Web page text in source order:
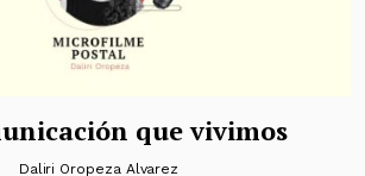
que vivimos
Daliri Oropeza Alvarez